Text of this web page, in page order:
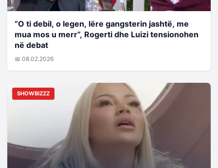
“O ti debil, o legen, lëre gangsterin jashtë, me
mua mos u merr”, Rogerti dhe Luizi tensionohen
në debat
📅 08.02.2026
SHOWBIZZZ